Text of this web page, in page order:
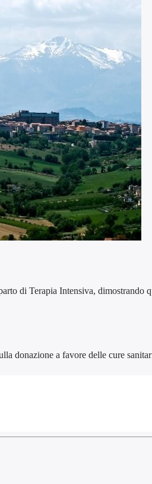
di Terapia Intensiva, dimostrando
donazione a favore delle cure